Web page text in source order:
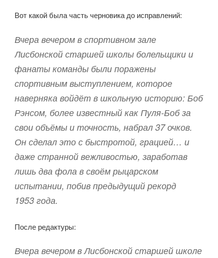
Вот какой была часть черновика до исправлений:
Вчера вечером в спортивном зале
Лисбонской старшей школы болельщики и
фанаты команды были поражены
спортивным выступлением, которое
наверняка войдёт в школьную историю: Боб
Рэнсом, более известный как Пуля-Боб за
свои объёмы и точность, набрал 37 очков.
Он сделал это с быстротой, грацией… и
даже странной вежливостью, заработав
лишь два фола в своём рыцарском
испытании, побив предыдущий рекорд
1953 года.
После редактуры:
Вчера вечером в Лисбонской старшей школе